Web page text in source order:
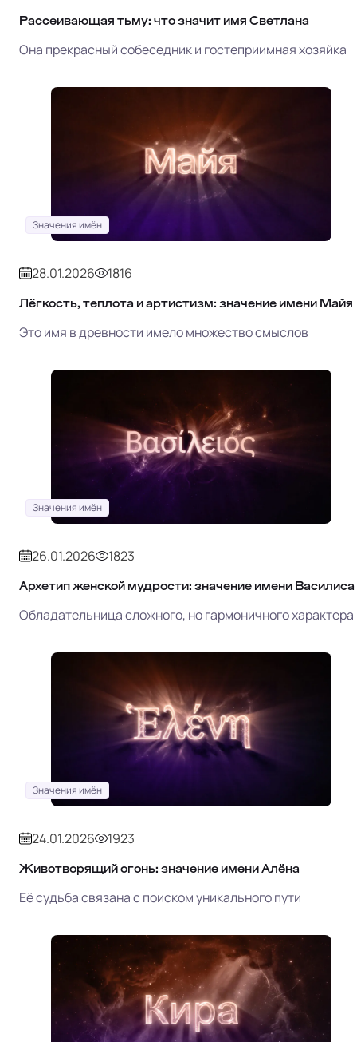
Рассеивающая тьму: что значит имя Светлана
Она прекрасный собеседник и гостеприимная хозяйка
Значения имён
28.01.2026 1816
Лёгкость, теплота и артистизм: значение имени Майя
Это имя в древности имело множество смыслов
Значения имён
26.01.2026 1823
Архетип женской мудрости: значение имени Василиса
Обладательница сложного, но гармоничного характера
Значения имён
24.01.2026 1923
Животворящий огонь: значение имени Алёна
Её судьба связана с поиском уникального пути